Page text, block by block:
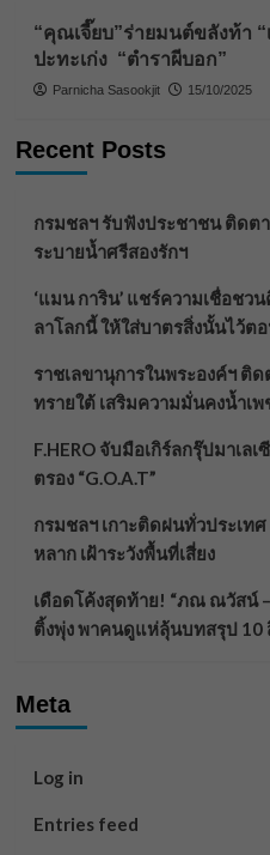
“คุณเจี๊ยบ”ร่ายมนต์ขลังท้า “
ปะทะเก่ง “ตำราผีบอก”
Parnicha Sasookjit 15/10/2025
Recent Posts
กรมชลฯ รับฟังประชาชน ติดต
ระบายน้ำศรีสองรักฯ
‘แมน การิน’ แชร์ความเชื่อชว
ลาโลกนี้ ให้ใส่บาตรสิ่งนั้นไว้ต
ราชเลขานุการในพระองค์ฯ ติ
ทรายใต้ เสริมความมั่นคงน้ำเพ
F.HERO จับมือเกิร์ลกรุ๊ปมาเล
ตรอง “G.O.A.T”
กรมชลฯ เกาะติดฝนทั่วประเท
หลาก เฝ้าระวังพื้นที่เสี่ยง
เดือดโค้งสุดท้าย! “ภณ ณวัสน์ –
ติ้งพุ่ง พาคนดูแห่ลุ้นบทสรุป 10
Meta
Log in
Entries feed